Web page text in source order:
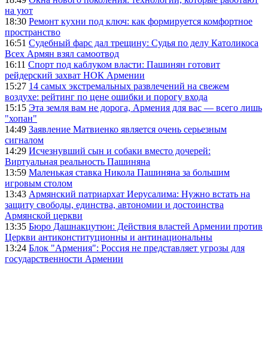
на уют
18:30 Ремонт кухни под ключ: как формируется комфортное
пространство
16:51 Судебный фарс дал трещину: Судья по делу Католикоса
Всех Армян взял самоотвод
16:11 Спорт под каблуком власти: Пашинян готовит
рейдерский захват НОК Армении
15:27 14 самых экстремальных развлечений на свежем
воздухе: рейтинг по цене ошибки и порогу входа
15:15 Эта земля вам не дорога, Армения для вас — всего лишь
"хопан"
14:49 Заявление Матвиенко является очень серьезным
сигналом
14:29 Исчезнувший сын и собаки вместо дочерей:
Виртуальная реальность Пашиняна
13:59 Маленькая ставка Никола Пашиняна за большим
игровым столом
13:43 Армянский патриархат Иерусалима: Нужно встать на
защиту свободы, единства, автономии и достоинства
Армянской церкви
13:35 Бюро Дашнакцутюн: Действия властей Армении против
Церкви антиконституционны и антинациональны
13:24 Блок "Армения": Россия не представляет угрозы для
государственности Армении